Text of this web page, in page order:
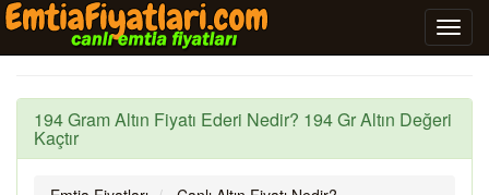
194 Gram Altın Fiyatı Ederi Nedir? 194 Gr Altın Değeri
Kaçtır